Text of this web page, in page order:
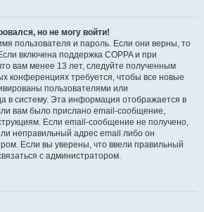
но не могу войти!
пользователя и пароль. Если они верны, то
включена поддержка COPPA и при
вам менее 13 лет, следуйте полученным
конференциях требуется, чтобы все новые
пользователями или
в систему. Эта информация отображается в
вам было прислано email-сообщение,
Если email-сообщение не получено,
неправильный адрес email либо он
Если вы уверены, что ввели правильный
с администратором.